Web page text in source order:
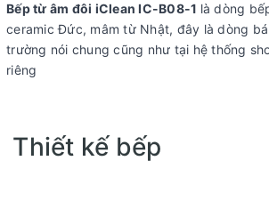
Bếp từ âm đôi iClean IC-B08-1 là dòng
ceramic Đức, mâm từ Nhật, đây là dòng
trường nói chung cũng như tại hệ thống
riêng
Thiết kế bếp